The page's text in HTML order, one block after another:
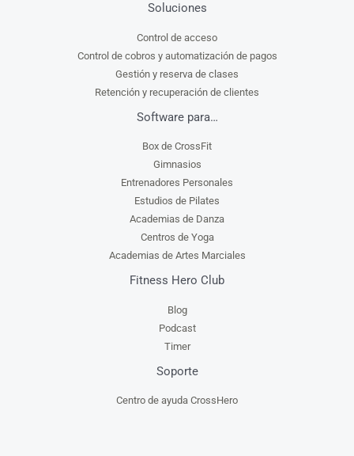
Soluciones
Control de acceso
Control de cobros y automatización de pagos
Gestión y reserva de clases
Retención y recuperación de clientes
Software para…
Box de CrossFit
Gimnasios
Entrenadores Personales
Estudios de Pilates
Academias de Danza
Centros de Yoga
Academias de Artes Marciales
Fitness Hero Club
Blog
Podcast
Timer
Soporte
Centro de ayuda CrossHero